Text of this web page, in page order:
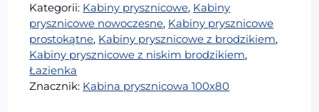
Kategorii: Kabiny prysznicowe, Kabiny
prysznicowe nowoczesne, Kabiny prysznicowe
prostokątne, Kabiny prysznicowe z brodzikiem,
Kabiny prysznicowe z niskim brodzikiem,
Łazienka
Znacznik: Kabina prysznicowa 100x80